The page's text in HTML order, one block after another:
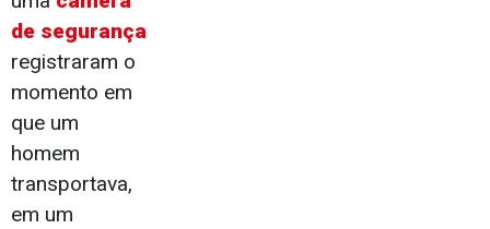
de segurança
registraram o
momento em
que um
homem
transportava,
em um